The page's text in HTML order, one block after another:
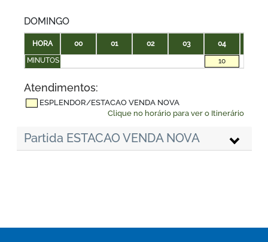
DOMINGO
HORA 00 01 02 03 04
MINUTOS
10
Atendimentos:
ESPLENDOR/ESTACAO VENDA NOVA
Clique no horário para ver o Itinerário
Partida ESTACAO VENDA NOVA